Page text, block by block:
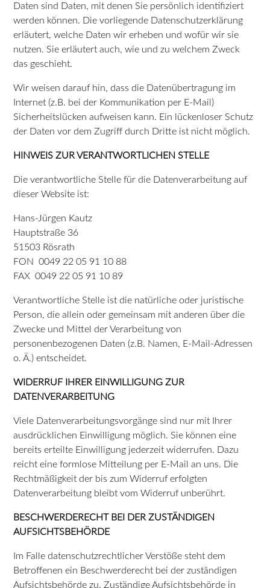
Daten sind Daten, mit denen Sie persönlich identifiziert
werden können. Die vorliegende Datenschutzerklärung
erläutert, welche Daten wir erheben und wofür wir sie
nutzen. Sie erläutert auch, wie und zu welchem Zweck
das geschieht.
Wir weisen darauf hin, dass die Datenübertragung im
Internet (z.B. bei der Kommunikation per E-Mail)
Sicherheitslücken aufweisen kann. Ein lückenloser Schutz
der Daten vor dem Zugriff durch Dritte ist nicht möglich.
HINWEIS ZUR VERANTWORTLICHEN STELLE
Die verantwortliche Stelle für die Datenverarbeitung auf
dieser Website ist:
Hans-Jürgen Kautz
Hauptstraße 36
51503 Rösrath
FON 0049 22 05 91 10 88
FAX 0049 22 05 91 10 89
Verantwortliche Stelle ist die natürliche oder juristische
Person, die allein oder gemeinsam mit anderen über die
Zwecke und Mittel der Verarbeitung von
personenbezogenen Daten (z.B. Namen, E-Mail-Adressen
o. Ä.) entscheidet.
WIDERRUF IHRER EINWILLIGUNG ZUR
DATENVERARBEITUNG
Viele Datenverarbeitungsvorgänge sind nur mit Ihrer
ausdrücklichen Einwilligung möglich. Sie können eine
bereits erteilte Einwilligung jederzeit widerrufen. Dazu
reicht eine formlose Mitteilung per E-Mail an uns. Die
Rechtmäßigkeit der bis zum Widerruf erfolgten
Datenverarbeitung bleibt vom Widerruf unberührt.
BESCHWERDERECHT BEI DER ZUSTÄNDIGEN
AUFSICHTSBEHÖRDE
Im Falle datenschutzrechtlicher Verstöße steht dem
Betroffenen ein Beschwerderecht bei der zuständigen
Aufsichtsbehörde zu. Zuständige Aufsichtsbehörde in